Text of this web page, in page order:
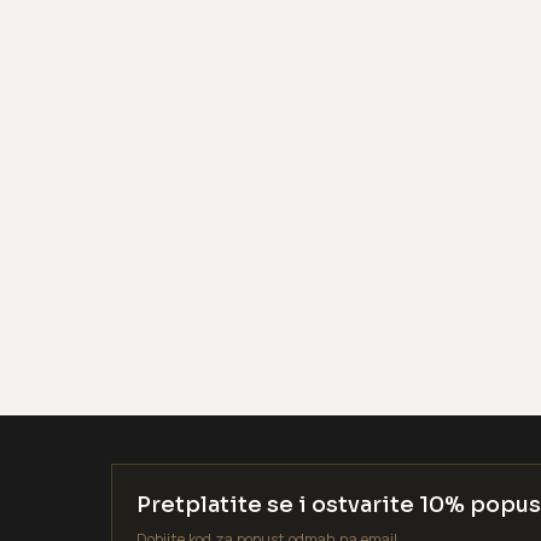
Pretplatite se i ostvarite 10%